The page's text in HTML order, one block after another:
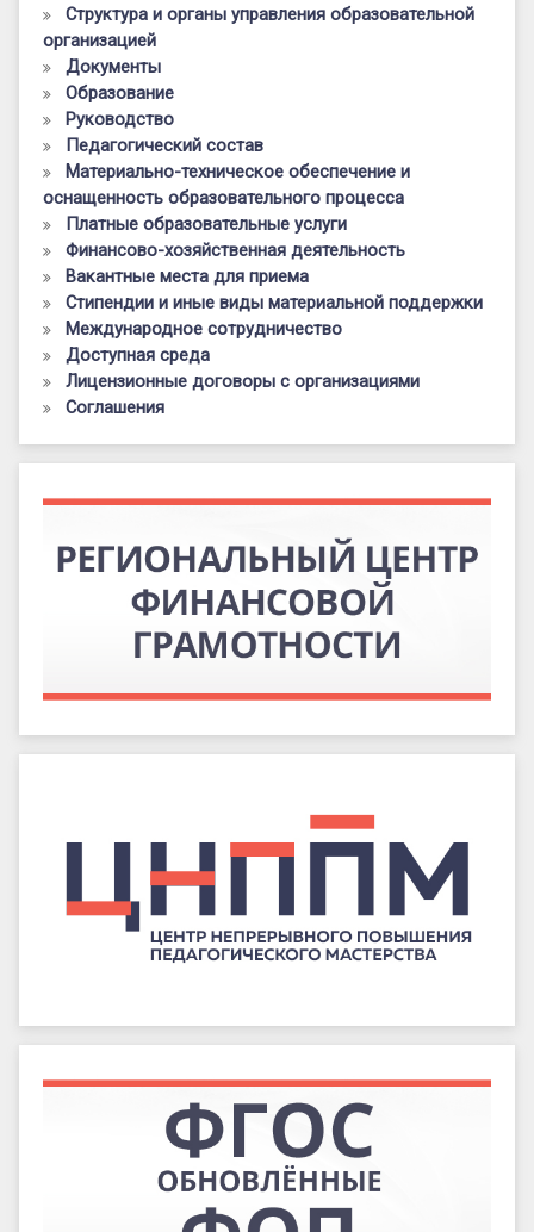
Структура и органы управления образовательной
организацией
Документы
Образование
Руководство
Педагогический состав
Материально-техническое обеспечение и
оснащенность образовательного процесса
Платные образовательные услуги
Финансово-хозяйственная деятельность
Вакантные места для приема
Стипендии и иные виды материальной поддержки
Международное сотрудничество
Доступная среда
Лицензионные договоры с организациями
Соглашения